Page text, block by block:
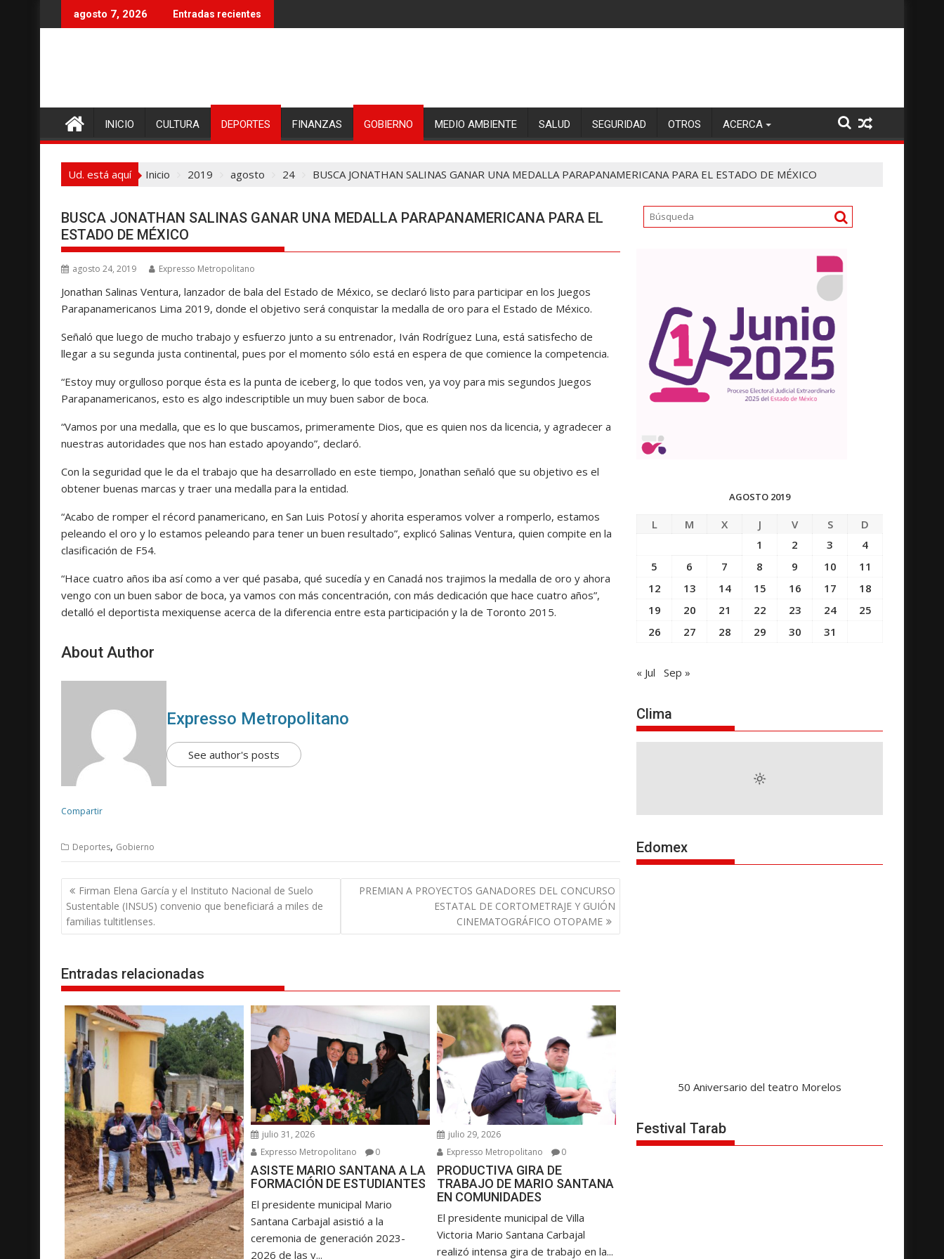
r
n
e
agosto 7, 2026 Entradas recientes
INICIO CULTURA DEPORTES FINANZAS GOBIERNO MEDIO AMBIENTE SALUD SEGURIDAD OTROS ACERCA
Ud. está aquí Inicio 2019 agosto 24 BUSCA JONATHAN SALINAS GANAR UNA MEDALLA PARAPANAMERICANA PARA EL ESTADO DE MÉXICO
BUSCA JONATHAN SALINAS GANAR UNA MEDALLA PARAPANAMERICANA PARA EL
ESTADO DE MÉXICO
agosto 24, 2019 Expresso Metropolitano
Jonathan Salinas Ventura, lanzador de bala del Estado de México, se declaró listo para participar en los Juegos
Parapanamericanos Lima 2019, donde el objetivo será conquistar la medalla de oro para el Estado de México.
Señaló que luego de mucho trabajo y esfuerzo junto a su entrenador, Iván Rodríguez Luna, está satisfecho de
llegar a su segunda justa continental, pues por el momento sólo está en espera de que comience la competencia.
“Estoy muy orgulloso porque ésta es la punta de iceberg, lo que todos ven, ya voy para mis segundos Juegos
Parapanamericanos, esto es algo indescriptible un muy buen sabor de boca.
“Vamos por una medalla, que es lo que buscamos, primeramente Dios, que es quien nos da licencia, y agradecer a
nuestras autoridades que nos han estado apoyando”, declaró.
Con la seguridad que le da el trabajo que ha desarrollado en este tiempo, Jonathan señaló que su objetivo es el
obtener buenas marcas y traer una medalla para la entidad.
“Acabo de romper el récord panamericano, en San Luis Potosí y ahorita esperamos volver a romperlo, estamos
peleando el oro y lo estamos peleando para tener un buen resultado”, explicó Salinas Ventura, quien compite en la
clasificación de F54.
“Hace cuatro años iba así como a ver qué pasaba, qué sucedía y en Canadá nos trajimos la medalla de oro y ahora
vengo con un buen sabor de boca, ya vamos con más concentración, con más dedicación que hace cuatro años”,
detalló el deportista mexiquense acerca de la diferencia entre esta participación y la de Toronto 2015.
About Author
Expresso Metropolitano
See author's posts
Compartir
Deportes, Gobierno
N
a
v
e
a
c
n
d
e
e
n
t
r
a
d
a
s
Firman Elena García y el Instituto Nacional de Suelo
Sustentable (INSUS) convenio que beneficiará a miles de
familias tultitlenses.
PREMIAN A PROYECTOS GANADORES DEL CONCURSO
ESTATAL DE CORTOMETRAJE Y GUIÓN
CINEMATOGRÁFICO OTOPAME
Entradas relacionadas
julio 31, 2026
Expresso Metropolitano
0
ASISTE MARIO SANTANA A LA
FORMACIÓN DE ESTUDIANTES
El presidente municipal Mario
Santana Carbajal asistió a la
ceremonia de generación 2023-
2026 de las y...
julio 29, 2026
Expresso Metropolitano
0
PRODUCTIVA GIRA DE
TRABAJO DE MARIO SANTANA
EN COMUNIDADES
El presidente municipal de Villa
Victoria Mario Santana Carbajal
realizó intensa gira de trabajo en la...
AGOSTO 2019
L M X J V S
D
1
2 3
4
5
6 7 8 9 10
11
12
13 14 15 16 17
18
19
20 21 22 23 24
25
26
27 28 29 30 31
« Jul Sep »
Clima
Edomex
50 Aniversario del teatro Morelos
Festival Tarab